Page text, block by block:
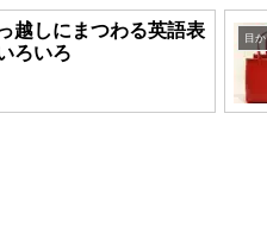
越しにまつわる英語表
ろいろ